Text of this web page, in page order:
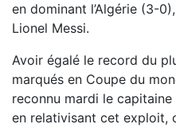
en dominant l’Algérie (3-
Lionel Messi.
Avoir égalé le record du
marqués en Coupe du
reconnu mardi le
en relativisant cet exploit,